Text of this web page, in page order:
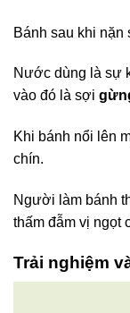
Bánh sau khi
Nước dùng là sự
vào đó là sợi
Khi bánh nổi lên
chín.
Người làm bánh
thấm đẫm vị ngọt
Trải nghiệm